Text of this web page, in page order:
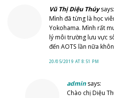
Vũ Thị Diệu Thúy says:
Mình đã từng là học
Yokohama. Mình rất
lý môi trường lưu vực
đến AOTS lần nữa
20/05/2019 AT 8:51 PM
admin says:
Chào chị Diệu